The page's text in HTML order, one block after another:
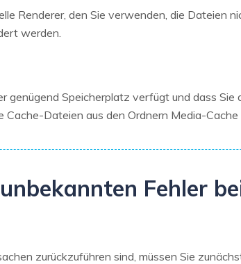
Renderer, den Sie verwenden, die Dateien
werden.
genügend Speicherplatz verfügt und dass Sie
Cache-Dateien aus den Ordnern Media-
Fehler
zurückzuführen sind, müssen Sie